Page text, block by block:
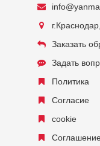
Заказать
Задать
Политика
Согласие
cookie